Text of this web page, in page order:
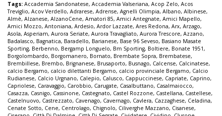
Tags: Accademia Sandonatese, Accademia Valseriana, Acop Zelo, Acos
Treviglio, Acov Verdello, Adrarese, Adrense, Agnelli Olimpia, Albano, Albinese,
Almè, Alzanese, AlzanoCene, Amatori 85, Amici Antegnate, Amici Mapello,
Amici Mozzo, Antoniana, Ardesio, Ardor Lazzate, Ares Redona, Arx, Arzago,
Asola, Asperiam, Aurora Seriate, Aurora Travagliato, Aurora Trescore, Azzano,
Badalasco, Bagnatica, Baradello, Barianese, Base 96 Seveso, Basiano Masate
Sporting, Berbenno, Bergamp Longuelo, Bm Sporting, Boltiere, Bonate 1951,
Borgolombardo, Borgomanero, Bornato, Brembate Sopra, Brembatese,
Brembillese, Brembo, Brignanese, Brusaporto, Busnago, Calcense, Calcinatese,
calcio Bergamo, calcio dilettanti Bergamo, calcio provinciale Bergamo, Calcio
Rudianese, Calcio Urgnano, Calepio, Calusco, Cappuccinese, Capriate, Caprino,
Capriolese, Caravaggio, Carobbio, Carugate, Casalbuttano, Casalmaiocco,
Casazza, Casnigo, Cassinone, Castegnato, Castel Rozzone, Castellana, Castellese,
Castelnuovo, Castrezzato, Cavenago, Cavernago, Cavlera, Cazzaghese, Celadina,
Cenate Sotto, Cene, Centrolago, Chignolo, Ciliverghe Mazzano, Cisanese,